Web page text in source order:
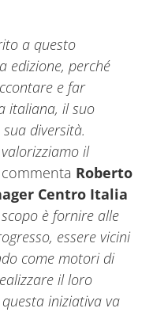
a questo
edizione, perché
e far
italiana, il suo
diversità.
il
Roberto
Centro Italia
è fornire alle
essere vicini
come motori di
il loro
iniziativa va